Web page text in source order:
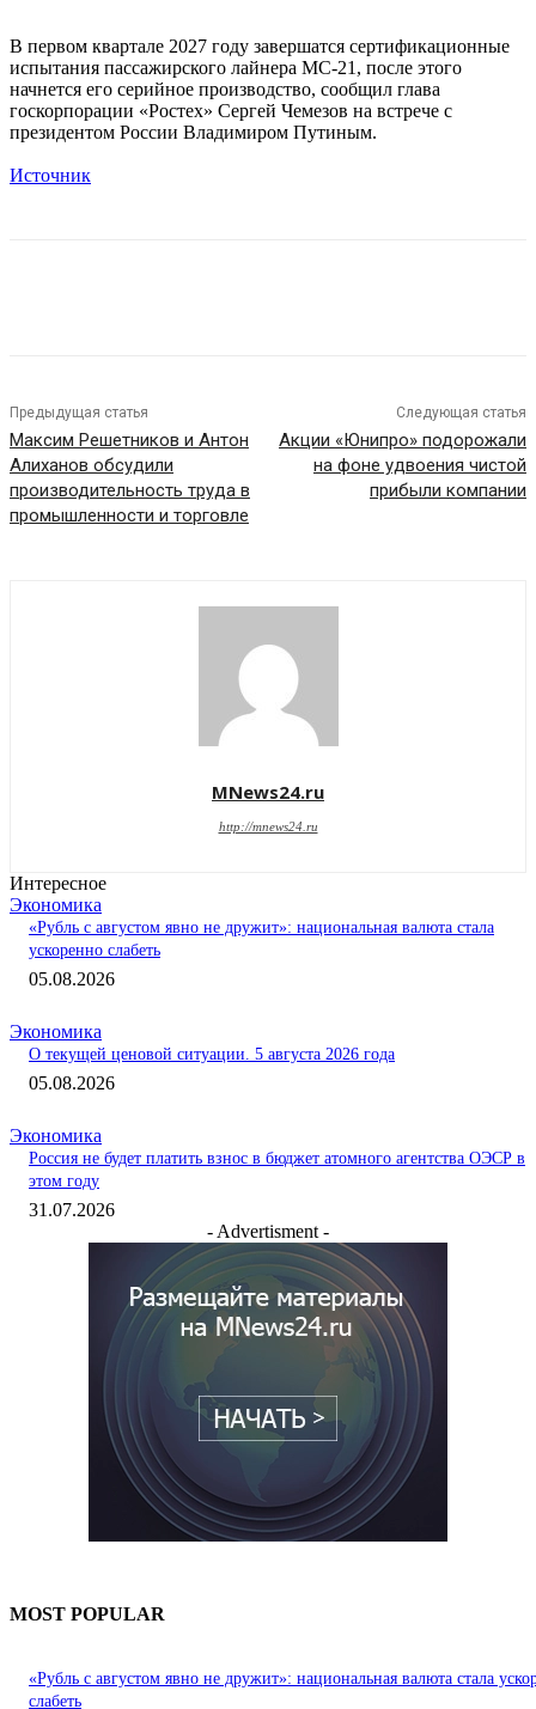
В первом квартале 2027 году завершатся сертификационные
испытания пассажирского лайнера МС-21, после этого
начнется его серийное производство, сообщил глава
госкорпорации «Ростех» Сергей Чемезов на встрече с
президентом России Владимиром Путиным.
Источник
Предыдущая статья
Максим Решетников и Антон
Алиханов обсудили
производительность труда в
промышленности и торговле
Следующая статья
Акции «Юнипро» подорожали
на фоне удвоения чистой
прибыли компании
MNews24.ru
http://mnews24.ru
Интересное
Экономика
«Рубль с августом явно не дружит»: национальная валюта стала
ускоренно слабеть
05.08.2026
Экономика
О текущей ценовой ситуации. 5 августа 2026 года
05.08.2026
Экономика
Россия не будет платить взнос в бюджет атомного агентства ОЭСР в
этом году
31.07.2026
- Advertisment -
MOST POPULAR
«Рубль с августом явно не дружит»: национальная валюта стала
слабеть